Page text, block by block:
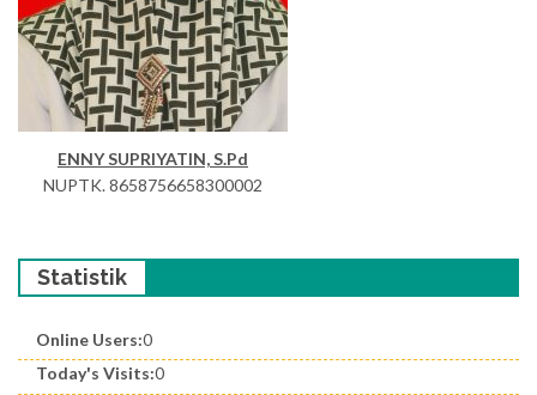
ENNY SUPRIYATIN, S.Pd
NUPTK. 8658756658300002
Statistik
Online Users:0
Today's Visits:0